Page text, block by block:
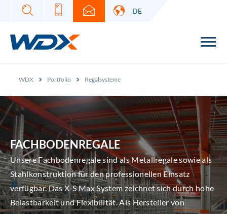
DE
WDX Portfolio Regalsysteme
FACHBODENREGALE
Unsere Fachbodenregale sind als Metallregale sowie als
Stahlkonstruktion für den professionellen Einsatz
verfügbar. Das X-S Max System zeichnet sich durch hohe
Belastbarkeit und Flexibilität. Als Hersteller von